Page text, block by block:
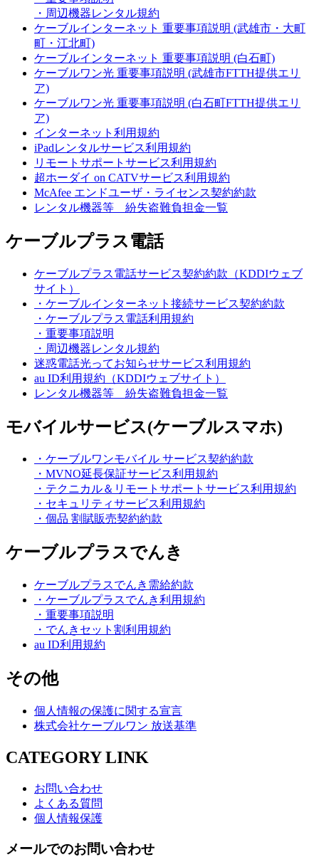
・周辺機器レンタル規約
ケーブルインターネット 重要事項説明 (武雄市・大町
町・江北町)
ケーブルインターネット 重要事項説明 (白石町)
ケーブルワン光 重要事項説明 (武雄市FTTH提供エリ
ア)
ケーブルワン光 重要事項説明 (白石町FTTH提供エリ
ア)
インターネット利用規約
iPadレンタルサービス利用規約
リモートサポートサービス利用規約
超ホーダイ on CATVサービス利用規約
McAfee エンドユーザ・ライセンス契約約款
レンタル機器等 紛失盗難負担金一覧
ケーブルプラス電話
ケーブルプラス電話サービス契約約款（KDDIウェブ
サイト）
・ケーブルインターネット接続サービス契約約款
・ケーブルプラス電話利用規約
・重要事項説明
・周辺機器レンタル規約
迷惑電話光ってお知らせサービス利用規約
au ID利用規約（KDDIウェブサイト）
レンタル機器等 紛失盗難負担金一覧
モバイルサービス(ケーブルスマホ)
・ケーブルワンモバイル サービス契約約款
・MVNO延長保証サービス利用規約
・テクニカル＆リモートサポートサービス利用規約
・セキュリティサービス利用規約
・個品 割賦販売契約約款
ケーブルプラスでんき
ケーブルプラスでんき需給約款
・ケーブルプラスでんき利用規約
・重要事項説明
・でんきセット割利用規約
au ID利用規約
その他
個人情報の保護に関する宣言
株式会社ケーブルワン 放送基準
CATEGORY LINK
お問い合わせ
よくある質問
個人情報保護
メールでのお問い合わせ